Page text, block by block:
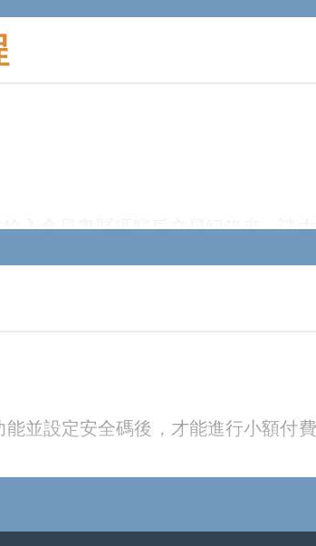
入會員專屬碼歸戶交易紀錄者，請
客服中心恕不提供查詢卡號密碼服
獎項查詢中查詢領獎歷程。
並設定安全碼後，才能進行小額付